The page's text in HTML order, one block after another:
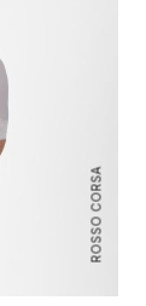
ROSSO CORSA